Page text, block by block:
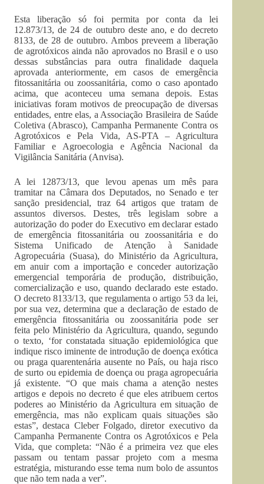
Esta liberação só foi permita por conta da lei
12.873/13, de 24 de outubro deste ano, e do decreto
8133, de 28 de outubro. Ambos preveem a liberação
de agrotóxicos ainda não aprovados no Brasil e o uso
dessas substâncias para outra finalidade daquela
aprovada anteriormente, em casos de emergência
fitossanitária ou zoossanitária, como o caso apontado
acima, que aconteceu uma semana depois. Estas
iniciativas foram motivos de preocupação de diversas
entidades, entre elas, a Associação Brasileira de Saúde
Coletiva (Abrasco), Campanha Permanente Contra os
Agrotóxicos e Pela Vida, AS-PTA – Agricultura
Familiar e Agroecologia e Agência Nacional da
Vigilância Sanitária (Anvisa).
A lei 12873/13, que levou apenas um mês para
tramitar na Câmara dos Deputados, no Senado e ter
sanção presidencial, traz 64 artigos que tratam de
assuntos diversos. Destes, três legislam sobre a
autorização do poder do Executivo em declarar estado
de emergência fitossanitária ou zoossanitária e do
Sistema Unificado de Atenção à Sanidade
Agropecuária (Suasa), do Ministério da Agricultura,
em anuir com a importação e conceder autorização
emergencial temporária de produção, distribuição,
comercialização e uso, quando declarado este estado.
O decreto 8133/13, que regulamenta o artigo 53 da lei,
por sua vez, determina que a declaração de estado de
emergência fitossanitária ou zoossanitária pode ser
feita pelo Ministério da Agricultura, quando, segundo
o texto, ‘for constatada situação epidemiológica que
indique risco iminente de introdução de doença exótica
ou praga quarentenária ausente no País, ou haja risco
de surto ou epidemia de doença ou praga agropecuária
já existente. “O que mais chama a atenção nestes
artigos e depois no decreto é que eles atribuem certos
poderes ao Ministério da Agricultura em situação de
emergência, mas não explicam quais situações são
estas”, destaca Cleber Folgado, diretor executivo da
Campanha Permanente Contra os Agrotóxicos e Pela
Vida, que completa: “Não é a primeira vez que eles
passam ou tentam passar projeto com a mesma
estratégia, misturando esse tema num bolo de assuntos
que não tem nada a ver”.